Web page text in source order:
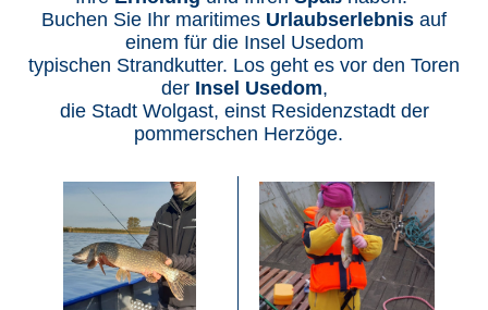
Buchen Sie Ihr maritimes Urlaubserlebnis auf
einem für die Insel Usedom
typischen Strandkutter. Los geht es vor den Toren
der Insel Usedom,
die Stadt Wolgast, einst Residenzstadt der
pommerschen Herzöge.